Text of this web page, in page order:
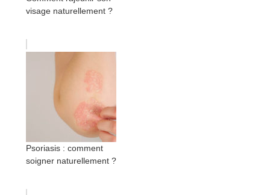
visage naturellement ?
Psoriasis : comment
soigner naturellement ?